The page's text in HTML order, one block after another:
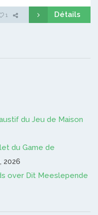
1 Détails
du Jeu de Maison
du Game de
2026
over Dit Meeslepende